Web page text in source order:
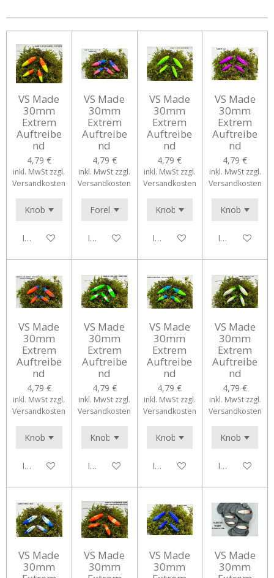
VS Made
30mm
Extrem
Auftreibe
nd
4,79 €
inkl. MwSt zzgl.
Versandkosten
In den Warenkorb
VS Made
30mm
Extrem
Auftreibe
nd
4,79 €
inkl. MwSt zzgl.
Versandkosten
In den Warenkorb
VS Made
30mm
Extrem
Auftreibe
nd
4,79 €
inkl. MwSt zzgl.
Versandkosten
In den Warenkorb
VS Made
30mm
Extrem
Auftreibe
nd
4,79 €
inkl. MwSt zzgl.
Versandkosten
In den
VS Made
30mm
Extrem
Auftreibe
nd
4,79 €
inkl. MwSt zzgl.
Versandkosten
In den Warenkorb
VS Made
30mm
Extrem
Auftreibe
nd
4,79 €
inkl. MwSt zzgl.
Versandkosten
In den Warenkorb
VS Made
30mm
Extrem
Auftreibe
nd
4,79 €
inkl. MwSt zzgl.
Versandkosten
In den Warenkorb
VS Made
30mm
Extrem
Auftreibe
nd
4,79 €
inkl. MwSt zzgl.
Versandkosten
In den
VS Made
30mm
VS Made
30mm
VS Made
30mm
VS Made
30mm